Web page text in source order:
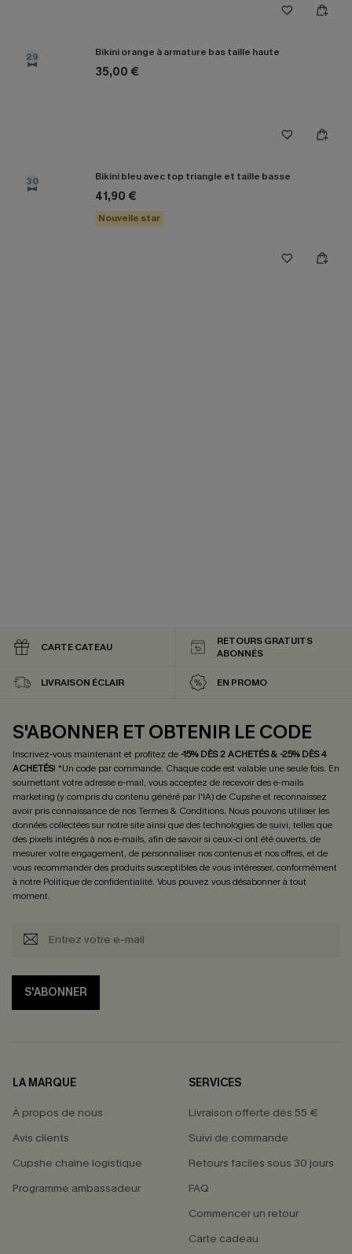
29 Bikini orange à armature bas taille haute
35,00 €
30 Bikini bleu avec top triangle et taille basse
41,90 €
Nouvelle star
CARTE CATEAU
RETOURS GRATUITS
ABONNÉS
LIVRAISON ÉCLAIR EN PROMO
S'ABONNER ET OBTENIR LE CODE
Inscrivez-vous maintenant et profitez de-15% DÈS 2 ACHETÉS & -25% DÈS 4
ACHETÉS! *Un code par commande. Chaque code est valable une seule fois. En
soumettant votre adresse e-mail, vous acceptez de recevoir des e-mails
marketing (y compris du contenu généré par l'IA) de Cupshe et reconnaissez
avoir pris connaissance de nosTermes & Conditions. Nous pouvons utiliser les
données collectées sur notre site ainsi que des technologies de suivi, telles que
des pixels intégrés à nos e-mails, afin de savoir si ceux-ci ont été ouverts, de
mesurer votre engagement, de personnaliser nos contenus et nos offres, et de
vous recommander des produits susceptibles de vous intéresser, conformément
à notre Politique de confidentialité. Vous pouvez vous désabonner à tout
moment.
S'ABONNER
LA MARQUE
À propos de nous
Avis clients
Cupshe chaîne logistique
Programme ambassadeur
SERVICES
Livraison offerte dès 55 €
Suivi de commande
Retours faciles sous 30 jours
FAQ
Commencer un retour
Carte cadeau